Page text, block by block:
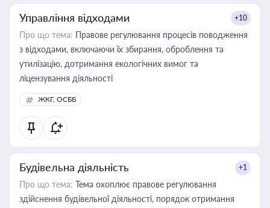
Управління відходами +10
Про що тема: Правове регулювання процесів поводження
з відходами, включаючи їх збирання, оброблення та
утилізацію, дотримання екологічних вимог та
ліцензування діяльності
ЖКГ, ОСББ
Будівельна діяльність +1
Про що тема: Тема охоплює правове регулювання
здійснення будівельної діяльності, порядок отримання